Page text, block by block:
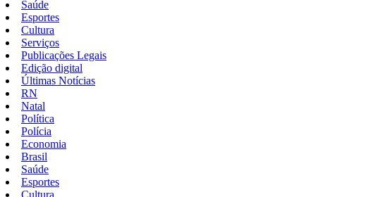
Saúde
Esportes
Cultura
Serviços
Publicações Legais
Edição digital
Últimas Notícias
RN
Natal
Política
Polícia
Economia
Brasil
Saúde
Esportes
Cultura